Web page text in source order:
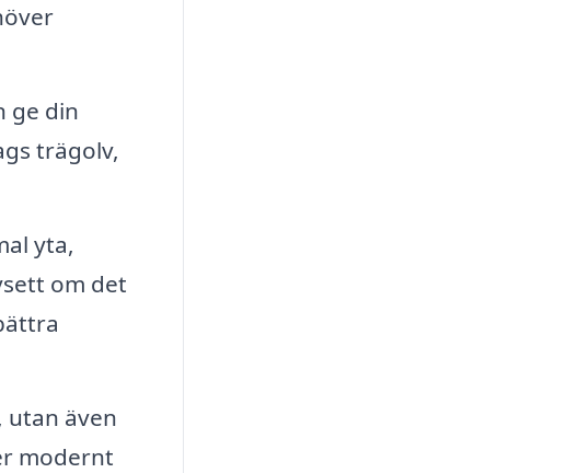
ge din
trägolv,
yta,
om det
även
modernt